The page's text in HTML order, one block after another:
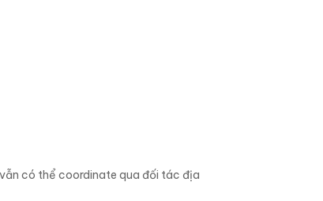
có thể coordinate qua đối tác địa